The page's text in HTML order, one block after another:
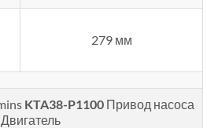
279 мм
KTA38-P1100 Привод насоса
Двигатель